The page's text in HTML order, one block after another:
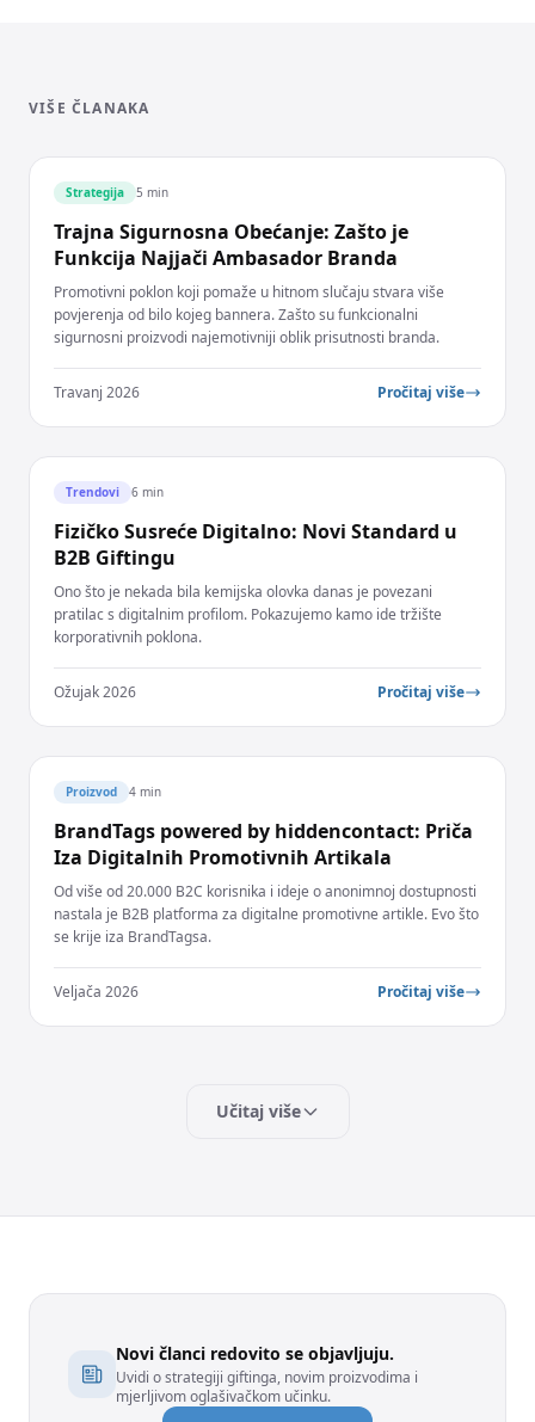
VIŠE ČLANAKA
Strategija 5 min
Trajna Sigurnosna Obećanje: Zašto je
Funkcija Najjači Ambasador Branda
Promotivni poklon koji pomaže u hitnom slučaju stvara više
povjerenja od bilo kojeg bannera. Zašto su funkcionalni
sigurnosni proizvodi najemotivniji oblik prisutnosti branda.
Travanj 2026 Pročitaj više
Trendovi 6 min
Fizičko Susreće Digitalno: Novi Standard u
B2B Giftingu
Ono što je nekada bila kemijska olovka danas je povezani
pratilac s digitalnim profilom. Pokazujemo kamo ide tržište
korporativnih poklona.
Ožujak 2026 Pročitaj više
Proizvod 4 min
BrandTags powered by hiddencontact: Priča
Iza Digitalnih Promotivnih Artikala
Od više od 20.000 B2C korisnika i ideje o anonimnoj dostupnosti
nastala je B2B platforma za digitalne promotivne artikle. Evo što
se krije iza BrandTagsa.
Veljača 2026 Pročitaj više
Učitaj više
Novi članci redovito se objavljuju.
Uvidi o strategiji giftinga, novim proizvodima i
mjerljivom oglašivačkom učinku.